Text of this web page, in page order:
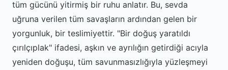
tüm gücünü yitirmiş bir ruhu anlatır. Bu, sevda
uğruna verilen tüm savaşların ardından gelen bir
yorgunluk, bir teslimiyettir. "Bir doğuş yaratıldı
çırılçıplak" ifadesi, aşkın ve ayrılığın getirdiği acıyla
yeniden doğuşu, tüm savunmasızlığıyla yüzleşmeyi